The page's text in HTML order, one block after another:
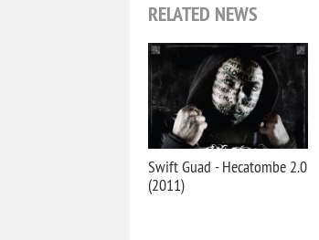
RELATED NEWS
Swift Guad - Hecatombe 2.0
(2011)